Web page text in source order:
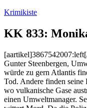
Zum
springen
Krimikiste
KK 833:
Gunter Steenbergen,
würde zu gern Atlantis
Tod. Andere finden seine
wo vulkanische Gase
einen Umweltmanager.